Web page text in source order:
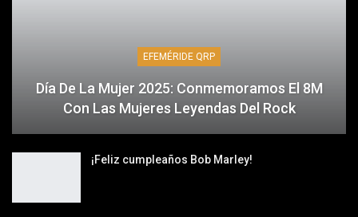
EFEMÉRIDE QRP
Día De La Mujer 2025: Conmemoramos El 8M
Con Las Mujeres Leyendas Del Rock
¡Feliz cumpleaños Bob Marley!